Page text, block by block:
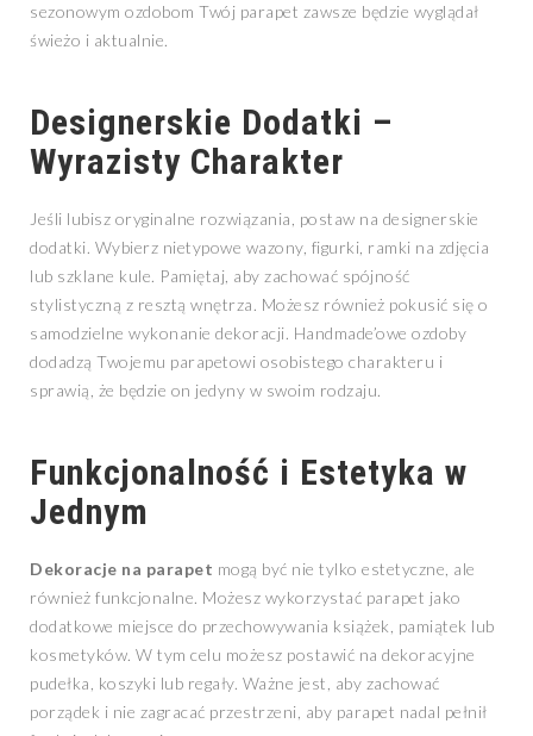
sezonowym ozdobom Twój parapet zawsze będzie wyglądał
świeżo i aktualnie.
Designerskie Dodatki –
Wyrazisty Charakter
Jeśli lubisz oryginalne rozwiązania, postaw na designerskie
dodatki. Wybierz nietypowe wazony, figurki, ramki na zdjęcia
lub szklane kule. Pamiętaj, aby zachować spójność
stylistyczną z resztą wnętrza. Możesz również pokusić się o
samodzielne wykonanie dekoracji. Handmade’owe ozdoby
dodadzą Twojemu parapetowi osobistego charakteru i
sprawią, że będzie on jedyny w swoim rodzaju.
Funkcjonalność i Estetyka w
Jednym
Dekoracje na parapet mogą być nie tylko estetyczne, ale
również funkcjonalne. Możesz wykorzystać parapet jako
dodatkowe miejsce do przechowywania książek, pamiątek lub
kosmetyków. W tym celu możesz postawić na dekoracyjne
pudełka, koszyki lub regały. Ważne jest, aby zachować
porządek i nie zagracać przestrzeni, aby parapet nadal pełnił